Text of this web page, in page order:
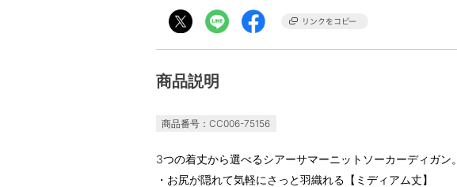
商品説明
商品番号：CC006-75156
3つの着丈から選べるシアーサマーニットソーカーディガン。
・お尻が隠れて気軽にさっと羽織れる【ミディアム丈】